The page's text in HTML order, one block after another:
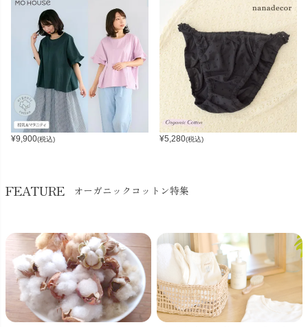
¥9,900(税込) ¥5,280(税込)
FEATURE オーガニックコットン特集